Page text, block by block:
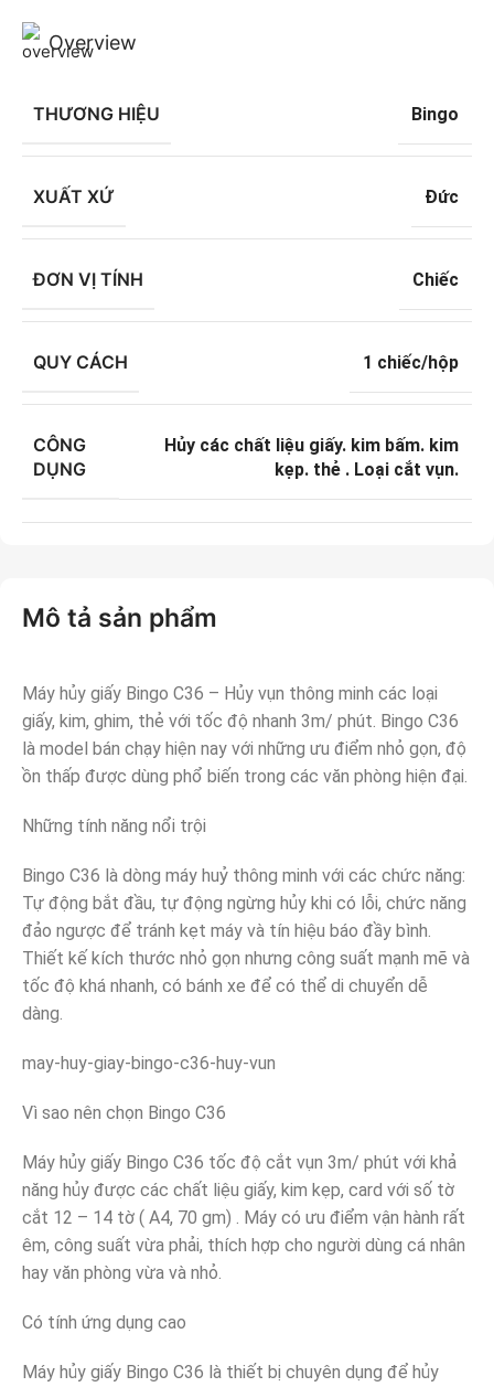
Mô tả sản phẩm
Máy hủy giấy Bingo C36 – Hủy vụn thông minh các loại
giấy, kim, ghim, thẻ với tốc độ nhanh 3m/ phút. Bingo C36
là model bán chạy hiện nay với những ưu điểm nhỏ gọn, độ
ồn thấp được dùng phổ biến trong các văn phòng hiện đại.
Những tính năng nổi trội
Bingo C36 là dòng máy huỷ thông minh với các chức năng:
Tự động bắt đầu, tự động ngừng hủy khi có lỗi, chức năng
đảo ngược để tránh kẹt máy và tín hiệu báo đầy bình.
Thiết kế kích thước nhỏ gọn nhưng công suất mạnh mẽ và
tốc độ khá nhanh, có bánh xe để có thể di chuyển dễ
dàng.
may-huy-giay-bingo-c36-huy-vun
Vì sao nên chọn Bingo C36
Máy hủy giấy Bingo C36 tốc độ cắt vụn 3m/ phút với khả
năng hủy được các chất liệu giấy, kim kẹp, card với số tờ
cắt 12 – 14 tờ ( A4, 70 gm) . Máy có ưu điểm vận hành rất
êm, công suất vừa phải, thích hợp cho người dùng cá nhân
hay văn phòng vừa và nhỏ.
Có tính ứng dụng cao
Máy hủy giấy Bingo C36 là thiết bị chuyên dụng để hủy
Overview
THƯƠNG HIỆU Bingo
XUẤT XỨ Đức
ĐƠN VỊ TÍNH Chiếc
QUY CÁCH 1 chiếc/hộp
CÔNG
DỤNG
Hủy các chất liệu giấy. kim bấm. kim
kẹp. thẻ . Loại cắt vụn.